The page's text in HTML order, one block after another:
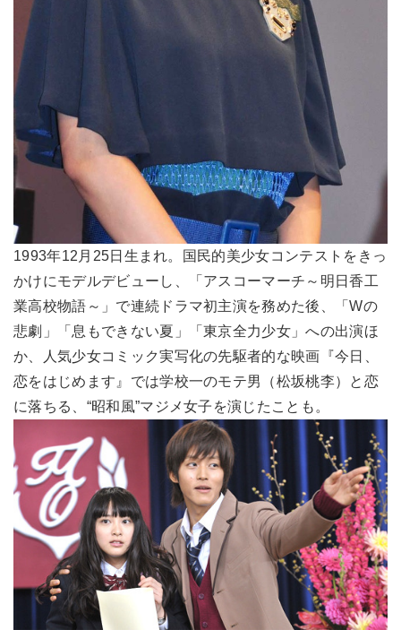
1993年12月25日生まれ。国民的美少女コンテストをきっ
かけにモデルデビューし、「アスコーマーチ～明日香工
業高校物語～」で連続ドラマ初主演を務めた後、「Wの
悲劇」「息もできない夏」「東京全力少女」への出演ほ
か、人気少女コミック実写化の先駆者的な映画『今日、
恋をはじめます』では学校一のモテ男（松坂桃李）と恋
に落ちる、“昭和風”マジメ女子を演じたことも。